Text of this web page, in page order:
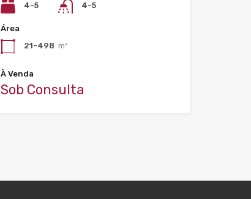
4-5
4-5
Área
21-498 m²
À Venda
Sob Consulta